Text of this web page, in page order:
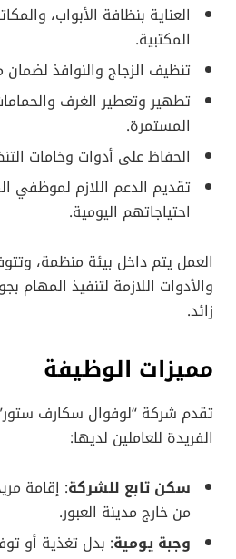
العناية بنظافة الأبواب،
المكتبية.
تنظيف الزجاج والنوافذ
تطهير وتعطير الغرف
المستمرة.
الحفاظ على أدوات وخامات
تقديم الدعم اللازم لموظفي
احتياجاتهم اليومية.
العمل يتم داخل بيئة منظمة،
والأدوات اللازمة لتنفيذ المهام
زائد.
مميزات الوظيفة
تقدم شركة “لوفوال سكارف
الفريدة للعاملين لديها:
سكن تابع للشركة: إقامة
من خارج مدينة العبور.
وجبة يومية: بدل تغذية أو